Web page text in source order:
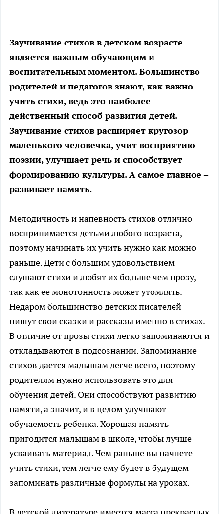
Заучивание стихов в детском возрасте
является важным обучающим и
воспитательным моментом. Большинство
родителей и педагогов знают, как важно
учить стихи, ведь это наиболее
действенный способ развития детей.
Заучивание стихов расширяет кругозор
маленького человечка, учит восприятию
поэзии, улучшает речь и способствует
формированию культуры. А самое главное –
развивает память.
Мелодичность и напевность стихов отлично
воспринимается детьми любого возраста,
поэтому начинать их учить нужно как можно
раньше. Дети с большим удовольствием
слушают стихи и любят их больше чем прозу,
так как ее монотонность может утомлять.
Недаром большинство детских писателей
пишут свои сказки и рассказы именно в стихах.
В отличие от прозы стихи легко запоминаются и
откладываются в подсознании. Запоминание
стихов дается малышам легче всего, поэтому
родителям нужно использовать это для
обучения детей. Они способствуют развитию
памяти, а значит, и в целом улучшают
обучаемость ребенка. Хорошая память
пригодится малышам в школе, чтобы лучше
усваивать материал. Чем раньше вы начнете
учить стихи, тем легче ему будет в будущем
запоминать различные формулы на уроках.